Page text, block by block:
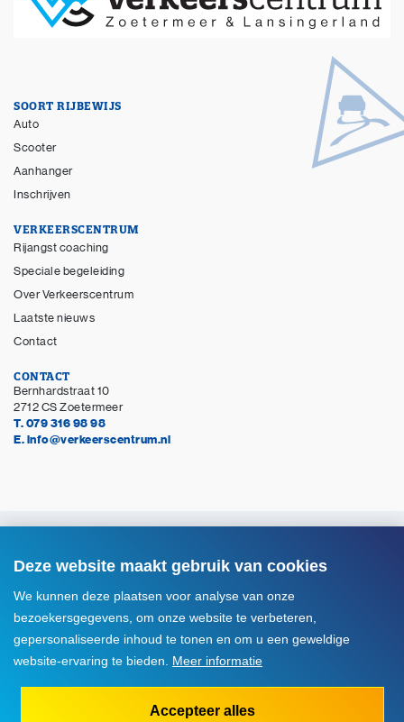
Deze website maakt gebruik van cookies
We kunnen deze plaatsen voor analyse van onze
bezoekersgegevens, om onze website te verbeteren,
gepersonaliseerde inhoud te tonen en om u een geweldige
website-ervaring te bieden. Meer informatie
Accepteer alles
SOORT RIJBEWIJS
Auto
Scooter
Aanhanger
Inschrijven
VERKEERSCENTRUM
Rijangst coaching
Speciale begeleiding
Over Verkeerscentrum
Laatste nieuws
Contact
CONTACT
Bernhardstraat 10
2712 CS Zoetermeer
T. 079 316 98 98
E. info@verkeerscentrum.nl
Alle rechten voorbehouden
Cookie instellingen
Voorwaarden
  